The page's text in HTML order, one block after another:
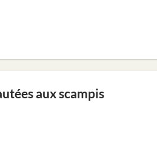
aux scampis